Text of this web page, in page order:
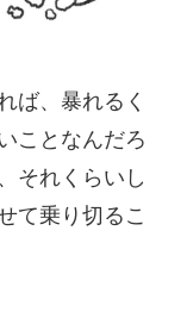
ば、暴れるく
ことなんだろ
それくらいし
て乗り切るこ